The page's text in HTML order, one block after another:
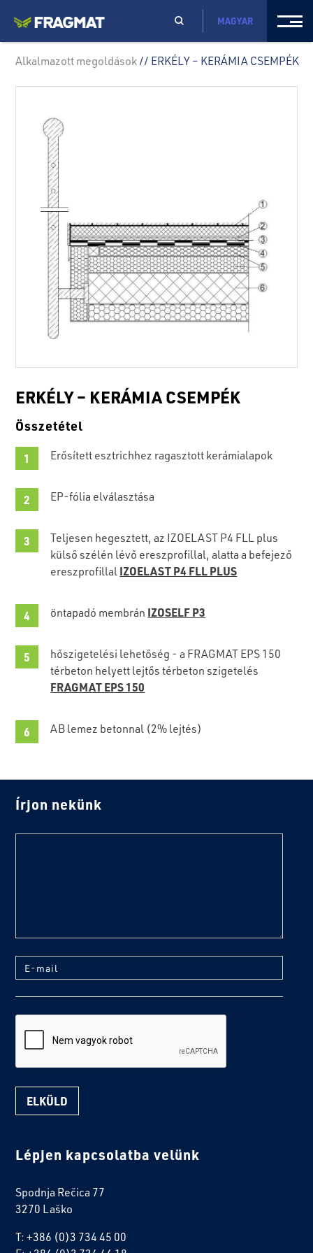
MAGYAR
Alkalmazott megoldások // ERKÉLY – KERÁMIA CSEMPÉK
ERKÉLY – KERÁMIA CSEMPÉK
Összetétel
Erősített esztrichhez ragasztott kerámialapok
EP-fólia elválasztása
Teljesen hegesztett, az IZOELAST P4 FLL plus
külső szélén lévő ereszprofillal, alatta a befejező
ereszprofillal IZOELAST P4 FLL PLUS
öntapadó membrán IZOSELF P3
hőszigetelési lehetőség - a FRAGMAT EPS 150
térbeton helyett lejtős térbeton szigetelés
FRAGMAT EPS 150
AB lemez betonnal (2% lejtés)
Írjon nekünk
E-mail
Lépjen kapcsolatba velünk
Spodnja Rečica 77
3270 Laško
T: +386 (0)3 734 45 00